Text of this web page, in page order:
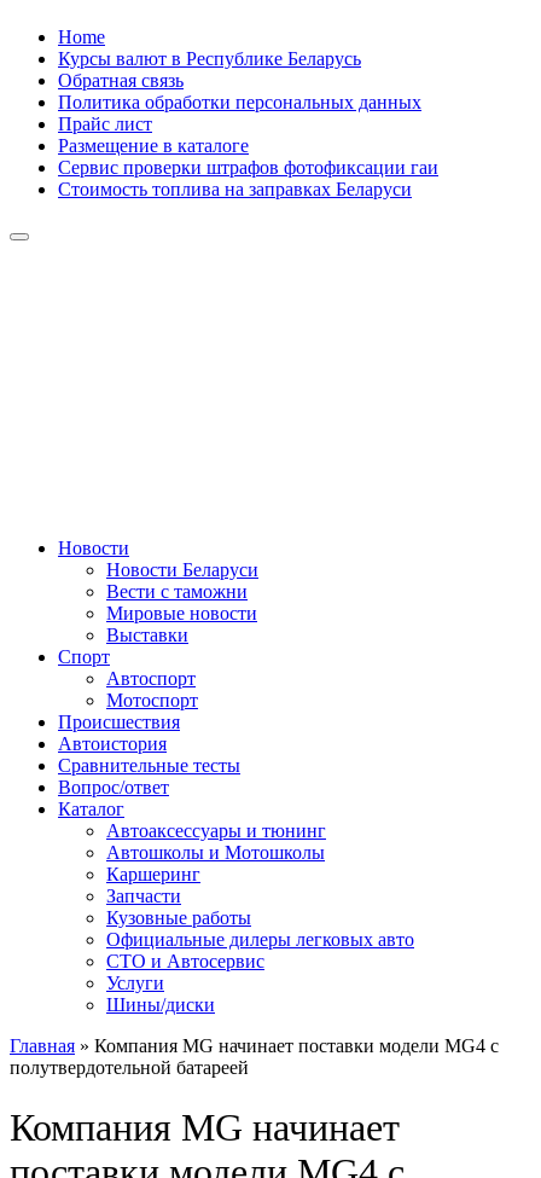
Skip
content
Home
Курсы валют в Республике Беларусь
Обратная связь
Политика обработки персональных данных
Прайс лист
Размещение в каталоге
Сервис проверки штрафов фотофиксации гаи
Стоимость топлива на заправках Беларуси
Сайт про автомобили
Новости
Новости Беларуси
Вести с таможни
Мировые новости
Выставки
Спорт
Автоспорт
Мотоспорт
Происшествия
Автоистория
Сравнительные тесты
Вопрос/ответ
Каталог
Автоакcессуары и тюнинг
Автошколы и Мотошколы
Каршеринг
Запчасти
Кузовные работы
Официальные дилеры легковых авто
СТО и Автосервис
Услуги
Шины/диски
Главная » Компания MG начинает поставки модели MG4 с
полутвердотельной батареей
Компания MG начинает